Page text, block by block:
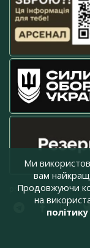
Ми
вам
Продовжуючи
на